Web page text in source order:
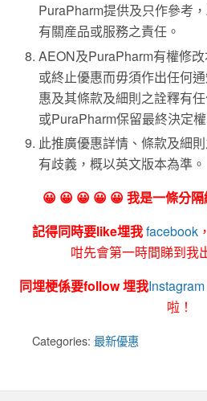
PuraPharm提供及只作參考
有關産品或服務之責任。
AEON及PuraPharm有權修
或終止優惠而毋須作出任何
惠及其條款及細則之詮釋有
或PuraPharm保留最終決定權
此推廣優惠詳情、條款及細
有歧義，概以英文版本為準。
😀 😀 😀 😀 😀 我是一條分
記得同時要like埋我facebook
咁先會第一時間睇到我
同埋梗係要follow 埋我Instagram
啦！
Categories: 最新優惠